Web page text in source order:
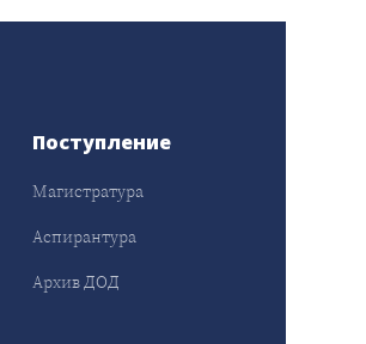
Поступление
Магистратура
Аспирантура
Архив ДОД